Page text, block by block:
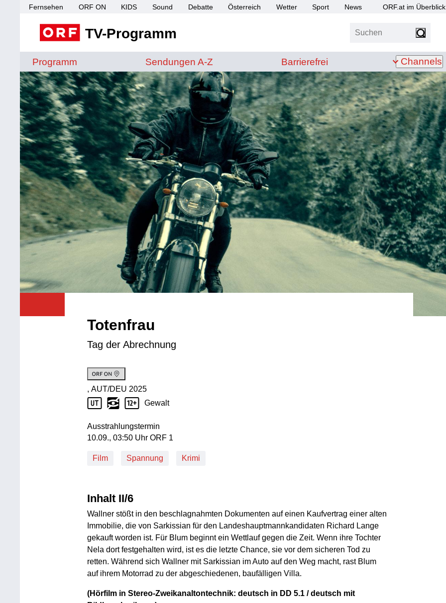
Fernsehen ORF ON KIDS Sound Debatte Österreich Wetter Sport News ORF.at im Überblick
TV-Programm Suchen
Programm Sendungen von A bis Z
Sendungen A-Z Barrierefrei
Barrierefrei Channels
Totenfrau
Tag der Abrechnung
Produktionsland: AUT/DEU
, AUT/DEU
Produktionsjahr: 2025
2025
Jugendschutz Beschreibung: Gewalt
Gewalt
Ausstrahlungstermin
10. September, 03:50 Uhr in ORF 1
10.09., 03:50 Uhr ORF 1
Film Spannung Krimi
Inhalt II/6
Wallner stößt in den beschlagnahmten Dokumenten auf einen Kaufvertrag einer alten
Immobilie, die von Sarkissian für den Landeshauptmannkandidaten Richard Lange
gekauft worden ist. Für Blum beginnt ein Wettlauf gegen die Zeit. Wenn ihre Tochter
Nela dort festgehalten wird, ist es die letzte Chance, sie vor dem sicheren Tod zu
retten. Während sich Wallner mit Sarkissian im Auto auf den Weg macht, rast Blum
auf ihrem Motorrad zu der abgeschiedenen, baufälligen Villa.
(Hörfilm in Stereo-Zweikanaltontechnik: deutsch in DD 5.1 / deutsch mit